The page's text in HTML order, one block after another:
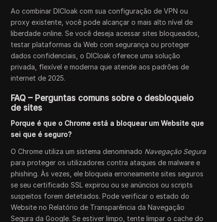
Ao combinar DICloak com sua configuração de VPN ou
proxy existente, você pode alcançar o mais alto nível de
liberdade online. Se você deseja acessar sites bloqueados,
testar plataformas da Web com segurança ou proteger
dados confidenciais, o DICloak oferece uma solução
privada, flexível e moderna que atende aos padrões de
internet de 2025.
FAQ – Perguntas comuns sobre o desbloqueio
de sites
Porque é que o Chrome está a bloquear um Website que
sei que é seguro?
O Chrome utiliza um sistema denominado Navegação Segura
para proteger os utilizadores contra ataques de malware e
phishing. Às vezes, ele bloqueia erroneamente sites seguros
se seu certificado SSL expirou ou se anúncios ou scripts
suspeitos forem detetados. Pode verificar o estado do
Website no Relatório de Transparência da Navegação
Segura da Google. Se estiver limpo, tente limpar o cache do